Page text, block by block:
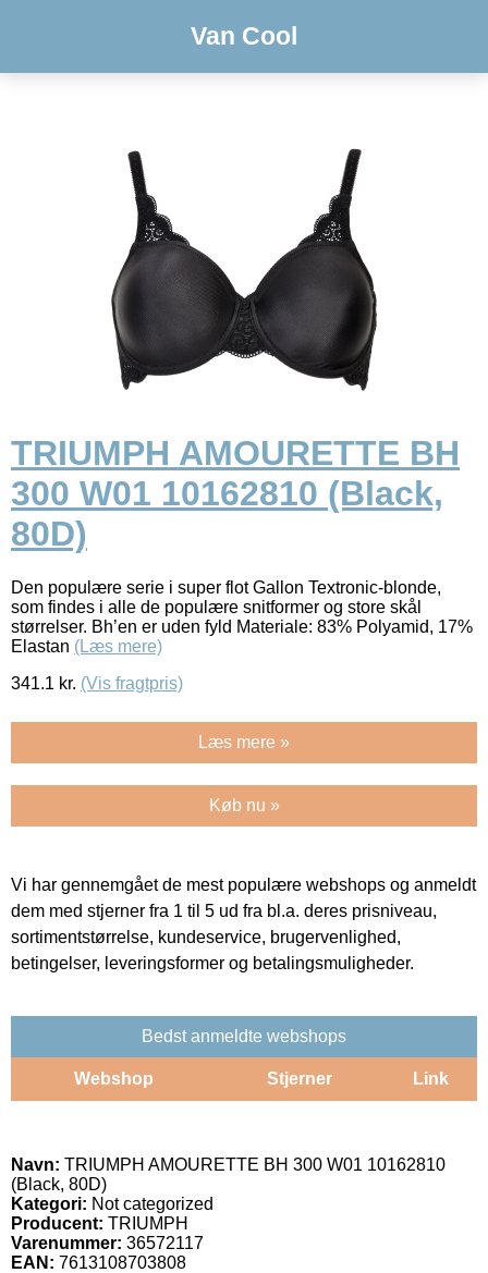
Van Cool
TRIUMPH AMOURETTE BH
300 W01 10162810 (Black,
80D)
Den populære serie i super flot Gallon Textronic-blonde,
som findes i alle de populære snitformer og store skål
størrelser. Bh’en er uden fyld Materiale: 83% Polyamid, 17%
Elastan (Læs mere)
341.1 kr. (Vis fragtpris)
Læs mere »
Køb nu »
Vi har gennemgået de mest populære webshops og anmeldt
dem med stjerner fra 1 til 5 ud fra bl.a. deres prisniveau,
sortimentstørrelse, kundeservice, brugervenlighed,
betingelser, leveringsformer og betalingsmuligheder.
Bedst anmeldte webshops
Webshop Stjerner Link
Navn: TRIUMPH AMOURETTE BH 300 W01 10162810
(Black, 80D)
Kategori: Not categorized
Producent: TRIUMPH
Varenummer: 36572117
EAN: 7613108703808